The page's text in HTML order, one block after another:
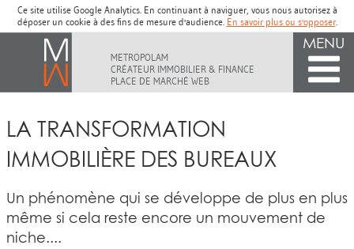
Ce site utilise Google Analytics. En continuant à naviguer, vous nous autorisez à
déposer un cookie à des fins de mesure d'audience. En savoir plus ou s'opposer.
METROPOLAM
CRÉATEUR IMMOBILIER & FINANCE
PLACE DE MARCHÉ WEB
MENU
LA TRANSFORMATION
IMMOBILIÈRE DES BUREAUX
Un phénomène qui se développe de plus en plus
même si cela reste encore un mouvement de
niche....